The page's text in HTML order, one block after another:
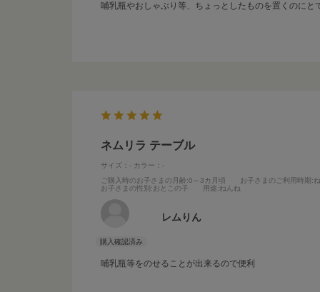
哺乳瓶やおしゃぶり等、ちょっとしたものを置くのにと
ネムリラ テーブル
サイズ：- カラー：-
ご購入時のお子さまの月齢:0～3カ月頃 お子さまのご利用時期 :
お子さまの性別 :おとこの子 用途:ねんね
レムりん
哺乳瓶等をのせることが出来るので便利